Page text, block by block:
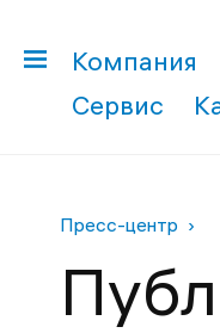
Компания
Сервис
Пресс-центр